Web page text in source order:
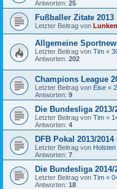
Antworten: 25
Fußballer Zitate 2013
Letzter Beitrag von
Allgemeine
Letzter Beitrag von Tim «
Antworten: 202
Champions League
Letzter Beitrag von Eise «
Antworten: 9
Die Bundesliga
Letzter Beitrag von Tim «
Antworten: 4
DFB Pokal 2013/
Letzter Beitrag von Holsten
Antworten: 7
Die Bundesliga
Letzter Beitrag von Tim «
Antworten: 18